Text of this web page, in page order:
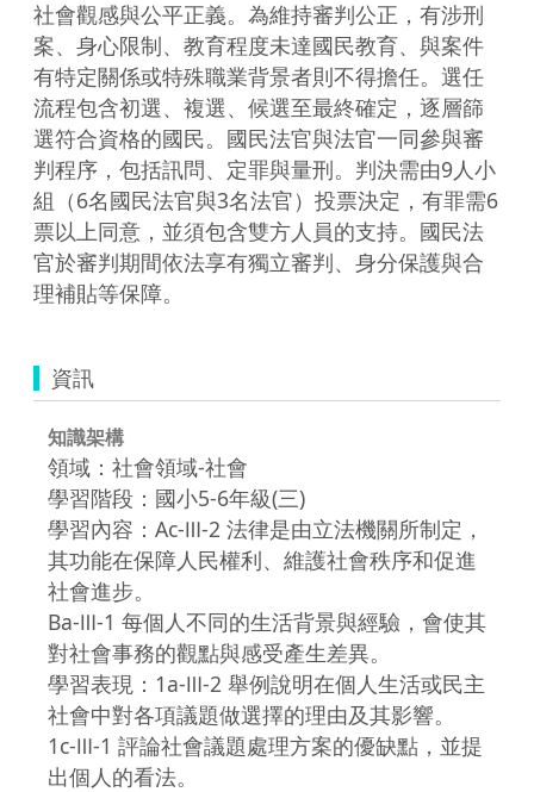
社會觀感與公平正義。為維持審判公正，有涉刑
案、身心限制、教育程度未達國民教育、與案件
有特定關係或特殊職業背景者則不得擔任。選任
流程包含初選、複選、候選至最終確定，逐層篩
選符合資格的國民。國民法官與法官一同參與審
判程序，包括訊問、定罪與量刑。判決需由9人小
組（6名國民法官與3名法官）投票決定，有罪需6
票以上同意，並須包含雙方人員的支持。國民法
官於審判期間依法享有獨立審判、身分保護與合
資訊
知識架構
領域：社會領域-社會
學習階段：國小5-6年級(三)
學習內容：Ac-Ⅲ-2 法律是由立法機關所制定，
其功能在保障人民權利、維護社會秩序和促進
社會進步。
Ba-Ⅲ-1 每個人不同的生活背景與經驗，會使其
對社會事務的觀點與感受產生差異。
學習表現：1a-Ⅲ-2 舉例說明在個人生活或民主
社會中對各項議題做選擇的理由及其影響。
1c-Ⅲ-1 評論社會議題處理方案的優缺點，並提
出個人的看法。